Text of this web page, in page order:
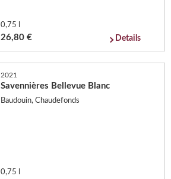
0,75 l
26,80 € Details
2021
Savennières Bellevue Blanc
Baudouin, Chaudefonds
0,75 l